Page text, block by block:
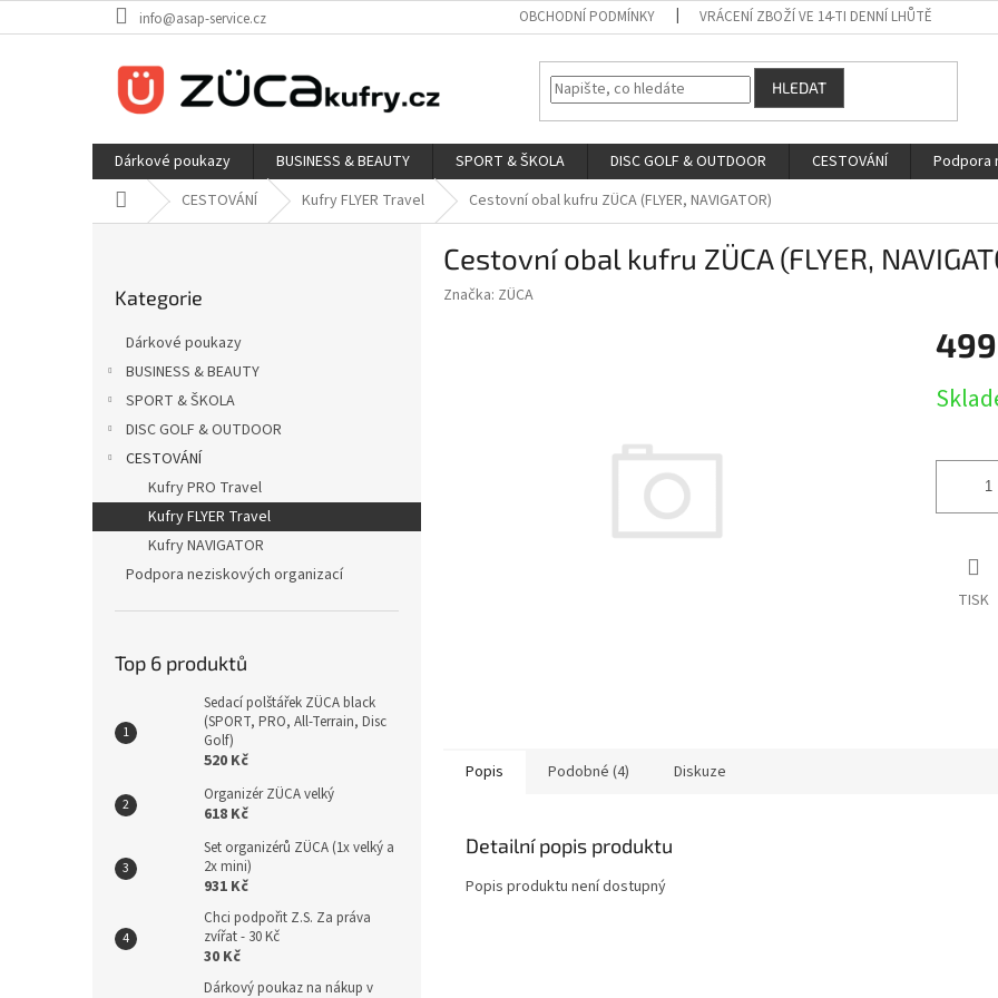
na
info@asap-service.cz OBCHODNÍ PODMÍNKY VRÁCENÍ ZBOŽÍ VE 14-TI DENNÍ LHŮTĚ
HLEDAT
Dárkové poukazy BUSINESS & BEAUTY SPORT & ŠKOLA DISC GOLF & OUTDOOR CESTOVÁNÍ Podpora
Domů CESTOVÁNÍ Kufry FLYER Travel Cestovní obal kufru ZÜCA (FLYER, NAVIGATOR)
n
e
kategorie
Kategorie
Dárkové poukazy
BUSINESS & BEAUTY
SPORT & ŠKOLA
DISC GOLF & OUTDOOR
CESTOVÁNÍ
Kufry PRO Travel
Kufry FLYER Travel
Kufry NAVIGATOR
Podpora neziskových organizací
Top 6 produktů
Sedací polštářek ZÜCA black
(SPORT, PRO, All-Terrain, Disc
Golf)
520 Kč
Organizér ZÜCA velký
618 Kč
Set organizérů ZÜCA (1x velký a
2x mini)
931 Kč
Chci podpořit Z.S. Za práva
zvířat - 30 Kč
30 Kč
Dárkový poukaz na nákup v
Cestovní obal kufru ZÜCA (FLYER,
Značka: ZÜCA
cena:
TISK
Popis Podobné (4) Diskuze
Detailní popis produktu
Popis produktu není dostupný